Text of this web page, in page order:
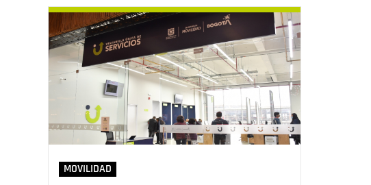
MOVILIDAD